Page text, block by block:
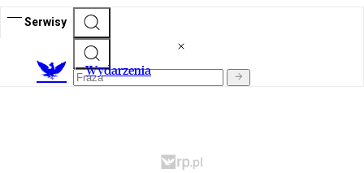
Serwisy
Wydarzenia